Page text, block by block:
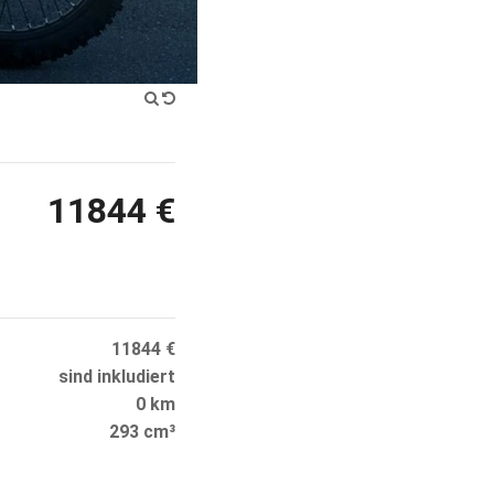
11844 €
11844 €
sind inkludiert
0 km
293 cm³